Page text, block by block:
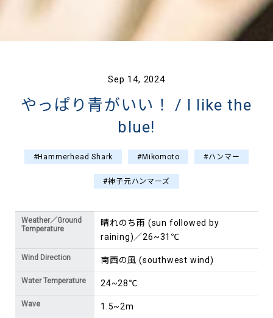
Sep 14, 2024
やっぱり青がいい！ / I like the
blue!
#Hammerhead Shark #Mikomoto #ハンマー
#神子元ハンマーズ
Weather／Ground
Temperature
晴れのち雨 (sun followed by
raining)／26~31℃
Wind Direction 南西の風 (southwest wind)
Water Temperature 24~28℃
Wave 1.5~2m